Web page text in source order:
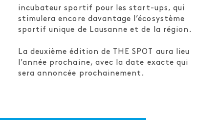
incubateur sportif pour les start-ups, qui
stimulera encore davantage l’écosystème
sportif unique de Lausanne et de la région.
La deuxième édition de THE SPOT aura lieu
l’année prochaine, avec la date exacte qui
sera annoncée prochainement.